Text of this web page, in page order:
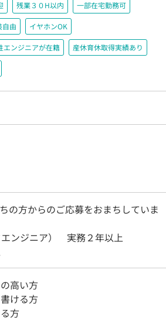
残業３０H以内 一部在宅勤務可
自由 イヤホンOK
エンジニアが在籍 産休育休取得実績あり
の方からのご応募をおまちしていま
エンジニア） 実務２年以上
高い方
ける方
方